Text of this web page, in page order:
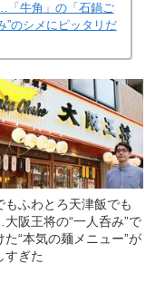
「牛角」の「石鍋ご
”のシメにピッタリだ
もふわとろ天津飯でも
阪王将の“一人呑み”で
た“本気の麺メニュー”が
すぎた